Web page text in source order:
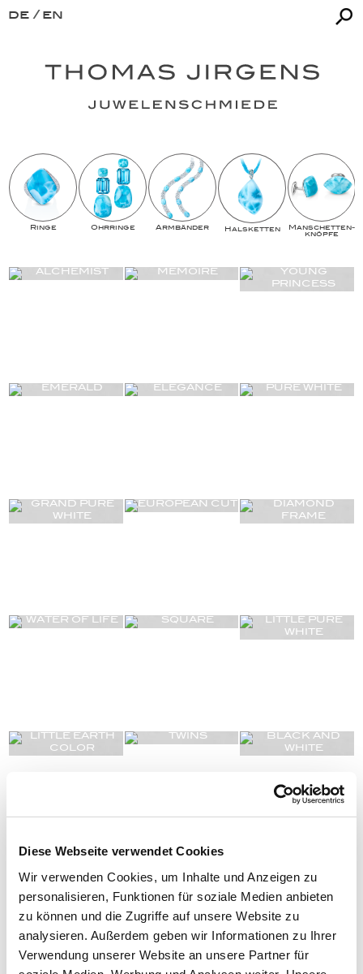
Diese Webseite verwendet Cookies
Wir verwenden Cookies, um Inhalte und Anzeigen zu
personalisieren, Funktionen für soziale Medien anbieten
zu können und die Zugriffe auf unsere Website zu
analysieren. Außerdem geben wir Informationen zu Ihrer
Verwendung unserer Website an unsere Partner für
de en
Ringe Ohrringe Armbänder Halsketten Man­schet­ten­­
knöpfe